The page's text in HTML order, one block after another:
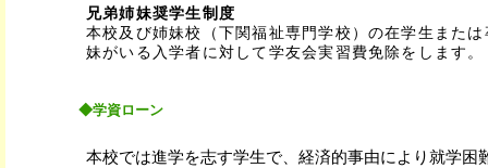
兄弟姉妹奨学生制度
本校及び姉妹校（下関福祉専門学校）の在学生また
妹がいる入学者に対して学友会実習費免除をします。
◆学資ローン
本校では進学を志す学生で、経済的事由により就学困